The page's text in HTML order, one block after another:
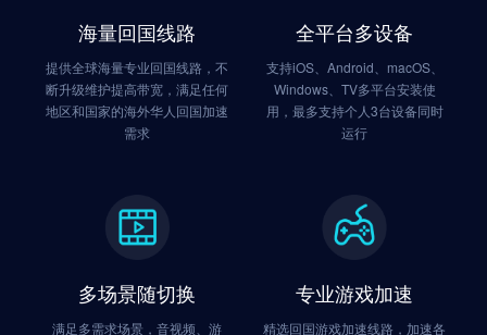
量子特攻
云上城之歌
原神
召唤与合成
部落冲突:皇室战争
热血传奇
公主连结:Re Dive
阴阳师
海量回国线路
提供全球海量专业回国线路，不
断升级维护提高带宽，满足任何
地区和国家的海外华人回国加速
需求
全平台多设备
支持iOS、Android、macOS、
Windows、TV多平台安装使
用，最多支持个人3台设备同时
运行
多场景随切换
满足多需求场景，音视频、游
专业游戏加速
精选回国游戏加速线路，加速各